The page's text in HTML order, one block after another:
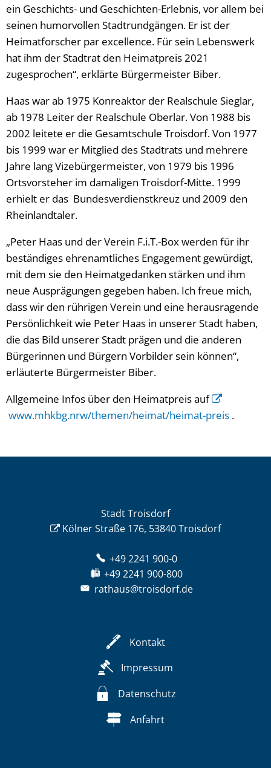
ein Geschichts- und Geschichten-Erlebnis, vor allem bei
seinen humorvollen Stadtrundgängen. Er ist der
Heimatforscher par excellence. Für sein Lebenswerk
hat ihm der Stadtrat den Heimatpreis 2021
zugesprochen“, erklärte Bürgermeister Biber.
Haas war ab 1975 Konreaktor der Realschule Sieglar,
ab 1978 Leiter der Realschule Oberlar. Von 1988 bis
2002 leitete er die Gesamtschule Troisdorf. Von 1977
bis 1999 war er Mitglied des Stadtrats und mehrere
Jahre lang Vizebürgermeister, von 1979 bis 1996
Ortsvorsteher im damaligen Troisdorf-Mitte. 1999
erhielt er das Bundesverdienstkreuz und 2009 den
Rheinlandtaler.
„Peter Haas und der Verein F.i.T.-Box werden für ihr
beständiges ehrenamtliches Engagement gewürdigt,
mit dem sie den Heimatgedanken stärken und ihm
neue Ausprägungen gegeben haben. Ich freue mich,
dass wir den rührigen Verein und eine herausragende
Persönlichkeit wie Peter Haas in unserer Stadt haben,
die das Bild unserer Stadt prägen und die anderen
Bürgerinnen und Bürgern Vorbilder sein können“,
erläuterte Bürgermeister Biber.
Allgemeine Infos über den Heimatpreis auf
www.mhkbg.nrw/themen/heimat/heimat-preis .
Stadt Troisdorf
Kölner Straße 176, 53840 Troisdorf
+49 2241 900-0
+49 2241 900-800
rathaus@troisdorf.de
Kontakt
Impressum
Datenschutz
Anfahrt